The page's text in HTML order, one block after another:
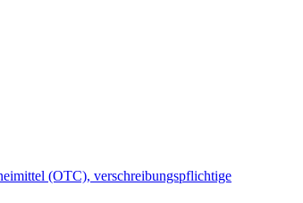
(OTC), verschreibungspflichtige